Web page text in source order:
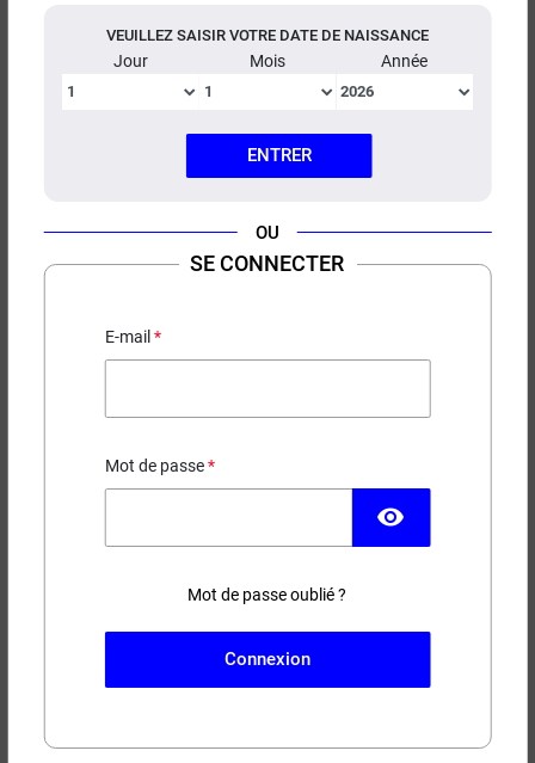
VEUILLEZ SAISIR VOTRE DATE DE NAISSANCE
Jour Mois Année
ENTRER
OU
SE CONNECTER
E-mail
Mot de passe
visibility
Mot de passe oublié ?
Connexion
Oasis Montreal Original
Mozambique Pulp 10ml
Le Pure Vegetol 10ml
USA Classic Salt E-Vapor